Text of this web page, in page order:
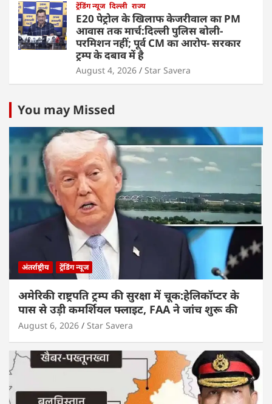
ट्रेंडिंग न्यूज दिल्ली राज्य
E20 पेट्रोल के खिलाफ केजरीवाल का PM
आवास तक मार्च:दिल्ली पुलिस बोली-
परमिशन नहीं; पूर्व CM का आरोप- सरकार
ट्रम्प के दबाव में है
August 4, 2026 Star Savera
You may Missed
अंतर्राष्ट्रीय ट्रेंडिंग न्यूज
अमेरिकी राष्ट्रपति ट्रम्प की सुरक्षा में चूक:हेलिकॉप्टर के
पास से उड़ी कमर्शियल फ्लाइट, FAA ने जांच शुरू की
August 6, 2026 Star Savera